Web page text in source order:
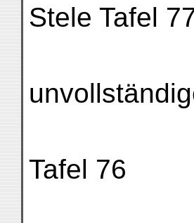
Stele Tafel
Tafel 76